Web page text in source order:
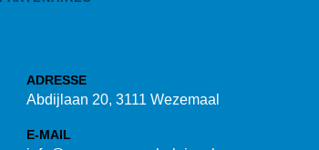
ADRESSE
Abdijlaan 20, 3111 Wezemaal
E-MAIL